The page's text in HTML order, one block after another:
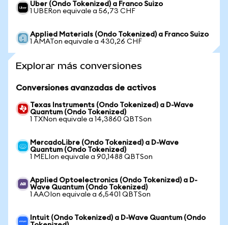
Uber (Ondo Tokenized) a Franco Suizo
1 UBERon equivale a 56,73 CHF
Applied Materials (Ondo Tokenized) a Franco Suizo
1 AMATon equivale a 430,26 CHF
Explorar más conversiones
Conversiones avanzadas de activos
Texas Instruments (Ondo Tokenized) a D-Wave
Quantum (Ondo Tokenized)
1 TXNon equivale a 14,3860 QBTSon
MercadoLibre (Ondo Tokenized) a D-Wave
Quantum (Ondo Tokenized)
1 MELIon equivale a 90,1488 QBTSon
Applied Optoelectronics (Ondo Tokenized) a D-
Wave Quantum (Ondo Tokenized)
1 AAOIon equivale a 6,5401 QBTSon
Intuit (Ondo Tokenized) a D-Wave Quantum (Ondo